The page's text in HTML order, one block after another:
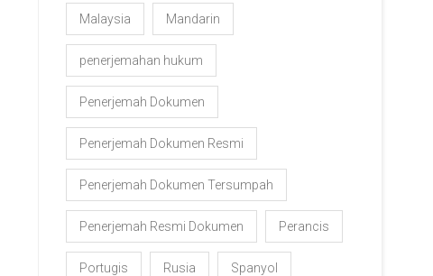
Malaysia Mandarin
penerjemahan hukum
Penerjemah Dokumen
Penerjemah Dokumen Resmi
Penerjemah Dokumen Tersumpah
Penerjemah Resmi Dokumen Perancis
Portugis Rusia Spanyol